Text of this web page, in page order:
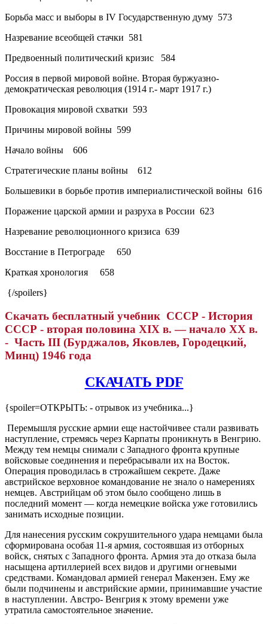
Борьба масс и выборы в IV Государственную думу 573
Назревание всеобщей стачки 581
Предвоенный политический кризис
584
Россия в первой мировой войне. Вторая буржуазно-
демократическая революция (1914 г.- март 1917 г.)
Провокация мировой схватки 593
Причины мировой войны 599
Начало войны
606
Стратегические планы войны
612
Большевики в борьбе против империалистической войны 616
Поражение царской армии и разруха в России 623
Назревание революционного кризиса 639
Восстание в Петрограде
650
Краткая хронология
658
{/spoilers}
Скачать бесплатный учебник СССР - История
СССР - вторая половина XIX в. — начало XX в.
- Часть III (Бурджалов, Яковлев, Городецкий,
Минц) 1946 года
СКАЧАТЬ PDF
{spoiler=ОТКРЫТЬ: - отрывок из учебника...}
Перемышля русские армии еще настойчивее стали развивать
наступление, стремясь через Карпаты проникнуть в Венгрию.
Между тем немцы снимали с Западного фронта крупные
войсковые соединения и перебрасывали их на Восток.
Операция проводилась в строжайшем секрете. Даже
австрийское верховное командование не знало о намерениях
немцев. Австрийцам об этом было сообщено лишь в
последний момент — когда немецкие войска уже готовились
занимать исходные позиции.
Для нанесения русским сокрушительного удара немцами была
сформирована особая 11-я армия, состоявшая из отборных
войск, снятых с Западного фронта. Армия эта до отказа была
насыщена артиллерией всех видов и другими огневыми
средствами. Командовал армией генерал Макензен. Ему же
были подчинены и австрийские армии, принимавшие участие
в наступлении. Австро- Венгрия к этому времени уже
утратила самостоятельное значение.